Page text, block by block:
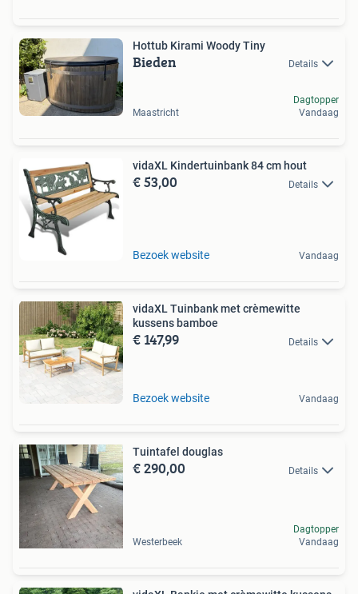
Hottub Kirami Woody Tiny
Bieden Details
Maastricht
Dagtopper
Vandaag
vidaXL Kindertuinbank 84 cm hout
€ 53,00 Details
Bezoek website Vandaag
vidaXL Tuinbank met crèmewitte
kussens bamboe
€ 147,99 Details
Bezoek website Vandaag
Tuintafel douglas
€ 290,00 Details
Westerbeek
Dagtopper
Vandaag